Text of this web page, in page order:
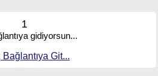
1
gidiyorsun...
Bağlantıya Git...